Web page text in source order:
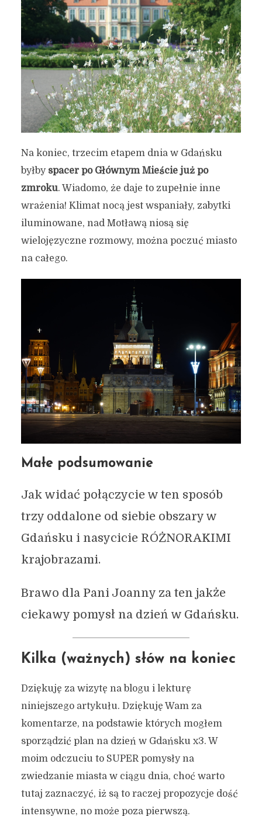
Na koniec, trzecim etapem dnia w Gdańsku
byłby spacer po Głównym Mieście już po
zmroku. Wiadomo, że daje to zupełnie inne
wrażenia! Klimat nocą jest wspaniały, zabytki
iluminowane, nad Motławą niosą się
wielojęzyczne rozmowy, można poczuć miasto
na całego.
Małe podsumowanie
Jak widać połączycie w ten sposób
trzy oddalone od siebie obszary w
Gdańsku i nasycicie RÓŻNORAKIMI
krajobrazami.
Brawo dla Pani Joanny za ten jakże
ciekawy pomysł na dzień w Gdańsku.
Kilka (ważnych) słów na koniec
Dziękuję za wizytę na blogu i lekturę
niniejszego artykułu. Dziękuję Wam za
komentarze, na podstawie których mogłem
sporządzić plan na dzień w Gdańsku x3. W
moim odczuciu to SUPER pomysły na
zwiedzanie miasta w ciągu dnia, choć warto
tutaj zaznaczyć, iż są to raczej propozycje dość
intensywne, no może poza pierwszą.